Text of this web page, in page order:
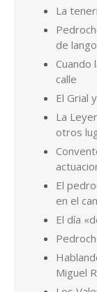
La
de
Cuando
calle
El Grial
La
otros
El
en el
El día
Miguel